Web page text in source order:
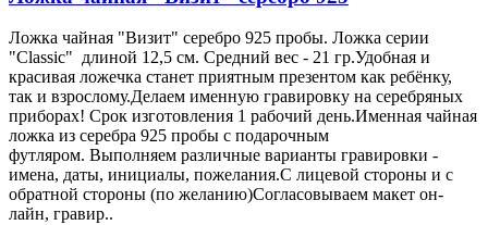
Ложка чайная "Визит" серебро 925 пробы. Ложка серии
"Classic" длиной 12,5 см. Средний вес - 21 гр.Удобная и
красивая ложечка станет приятным презентом как ребёнку,
так и взрослому.Делаем именную гравировку на серебряных
приборах! Срок изготовления 1 рабочий день.Именная чайная
ложка из серебра 925 пробы с подарочным
футляром. Выполняем различные варианты гравировки -
имена, даты, инициалы, пожелания.С лицевой стороны и с
обратной стороны (по желанию)Согласовываем макет он-
лайн, гравир..